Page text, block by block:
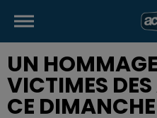
UN
VICTIMES
CE